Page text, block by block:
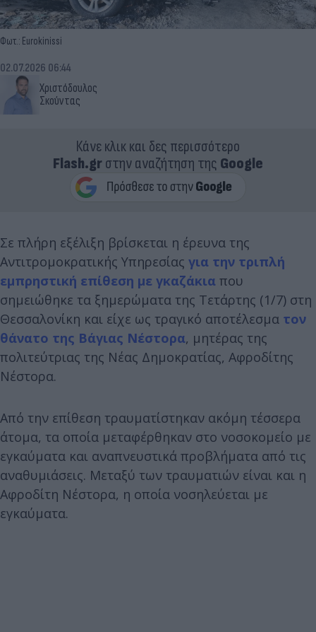
Φωτ.: Eurokinissi
Χριστόδουλος
Σκούντας
02.07.2026 06:44
Κάνε κλικ και δες περισσότερο
Flash.grστην αναζήτηση της Google
Σε πλήρη εξέλιξη βρίσκεται η έρευνα της
Αντιτρομοκρατικής Υπηρεσίας για την τριπλή
εμπρηστική επίθεση με γκαζάκια που
σημειώθηκε τα ξημερώματα της Τετάρτης (1/7) στη
Θεσσαλονίκη και είχε ως τραγικό αποτέλεσμα τον
θάνατο της Βάγιας Νέστορα, μητέρας της
πολιτεύτριας της Νέας Δημοκρατίας, Αφροδίτης
Νέστορα.
Από την επίθεση τραυματίστηκαν ακόμη τέσσερα
άτομα, τα οποία μεταφέρθηκαν στο νοσοκομείο με
εγκαύματα και αναπνευστικά προβλήματα από τις
αναθυμιάσεις. Μεταξύ των τραυματιών είναι και η
Αφροδίτη Νέστορα, η οποία νοσηλεύεται με
εγκαύματα.